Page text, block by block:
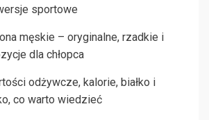
sportowe
męskie – oryginalne, rzadkie i
dla chłopca
odżywcze, kalorie, białko i
co warto wiedzieć